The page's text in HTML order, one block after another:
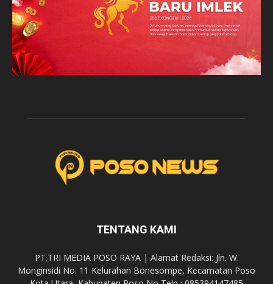
TENTANG KAMI
PT.TRI MEDIA POSO RAYA | Alamat Redaksi: Jln. W.
Monginsidi No. 11 Kelurahan Bonesompe, Kecamatan Poso